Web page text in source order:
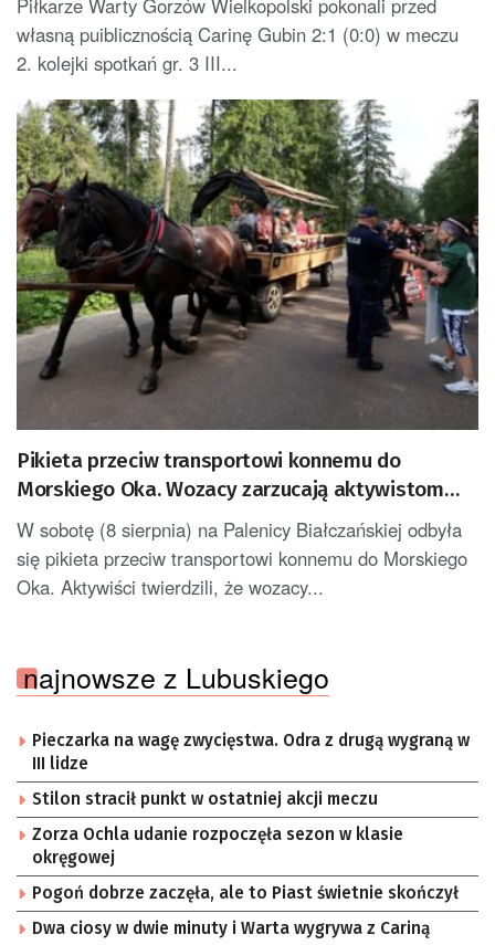
Piłkarze Warty Gorzów Wielkopolski pokonali przed
własną puiblicznością Carinę Gubin 2:1 (0:0) w meczu
2. kolejki spotkań gr. 3 III...
Pikieta przeciw transportowi konnemu do
Morskiego Oka. Wozacy zarzucają aktywistom
manipulacje
W sobotę (8 sierpnia) na Palenicy Białczańskiej odbyła
się pikieta przeciw transportowi konnemu do Morskiego
Oka. Aktywiści twierdzili, że wozacy...
najnowsze z Lubuskiego
Pieczarka na wagę zwycięstwa. Odra z drugą wygraną w
III lidze
Stilon stracił punkt w ostatniej akcji meczu
Zorza Ochla udanie rozpoczęła sezon w klasie
okręgowej
Pogoń dobrze zaczęła, ale to Piast świetnie skończył
Dwa ciosy w dwie minuty i Warta wygrywa z Cariną